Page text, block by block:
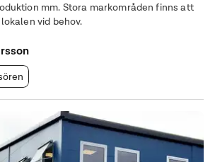
markområden finns att
vid behov.